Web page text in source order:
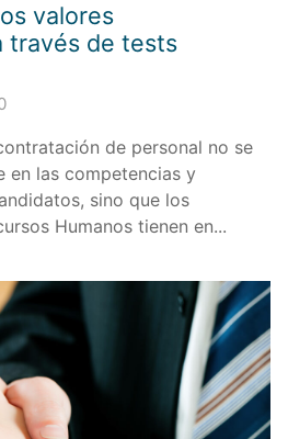
valores
través de tests
de personal no se
en las competencias y
sino que los
Humanos tienen en...